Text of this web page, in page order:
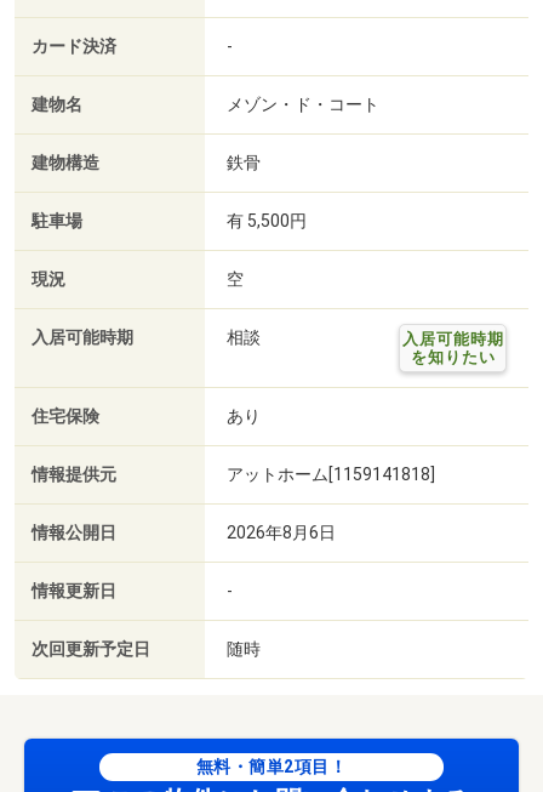
カード決済 -
建物名 メゾン・ド・コート
建物構造 鉄骨
駐車場 有 5,500円
現況 空
入居可能時期 相談
入居可能時期
を知りたい
住宅保険 あり
情報提供元 アットホーム[1159141818]
情報公開日 2026年8月6日
情報更新日 -
次回更新予定日 随時
無料・簡単2項目！